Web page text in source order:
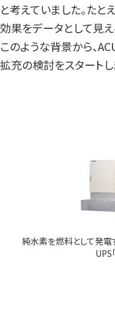
と考えていました。た
効果をデータとして見
このような背景から、
拡充の検討をスタートし
純水素を燃料として発電
UPS